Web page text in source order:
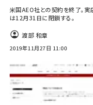
米国AEO社との契約を終了。
は12月31日に閉鎖する。
渡部 和章
2019年11月27日 11:00